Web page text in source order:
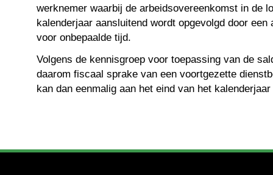
werknemer waarbij de arbeidsovereenkomst in de
kalenderjaar aansluitend wordt opgevolgd door een
voor onbepaalde tijd.
Volgens de kennisgroep voor toepassing van de
daarom fiscaal sprake van een voortgezette
kan dan eenmalig aan het eind van het